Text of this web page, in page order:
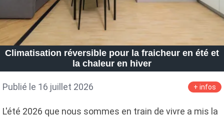
Climatisation réversible pour la fraicheur en été et
la chaleur en hiver
Publié le 16 juillet 2026 + infos
L'été 2026 que nous sommes en train de vivre a mis la